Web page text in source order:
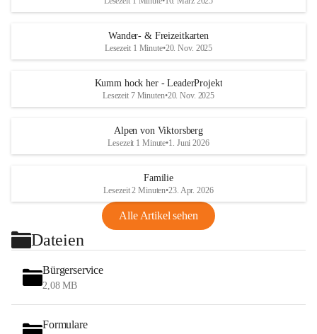
Wander- & Freizeitkarten
Lesezeit 1 Minute•20. Nov. 2025
Kumm hock her - LeaderProjekt
Lesezeit 7 Minuten•20. Nov. 2025
Alpen von Viktorsberg
Lesezeit 1 Minute•1. Juni 2026
Familie
Lesezeit 2 Minuten•23. Apr. 2026
Alle Artikel sehen
Dateien
Bürgerservice
2,08 MB
Formulare